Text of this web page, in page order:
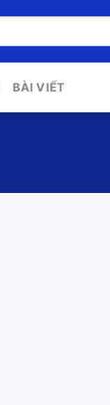
BÀI VIẾT